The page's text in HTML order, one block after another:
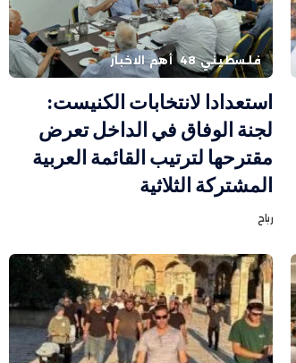
فلسطيني 48 أهم الاخبار
استعدادا لانتخابات الكنيست:
لجنة الوفاق في الداخل تعرض
مقترحها لترتيب القائمة العربية
المشتركة الثلاثية
رباح